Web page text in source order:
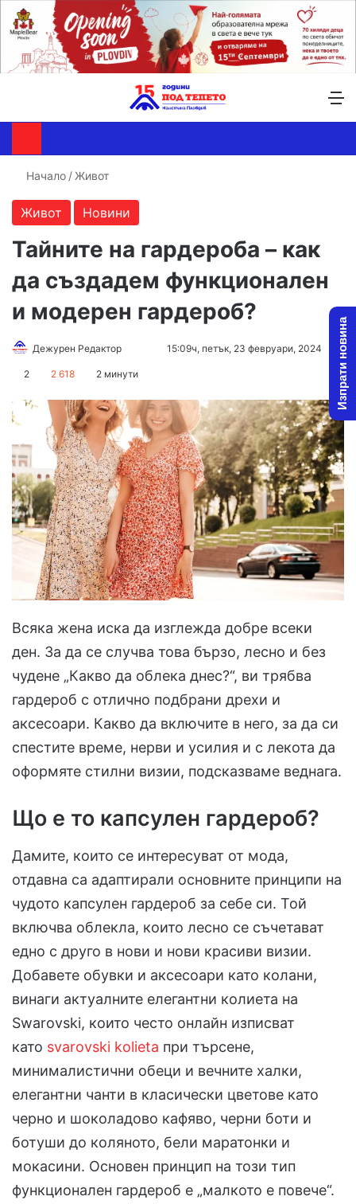
Начало / Живот
Живот Новини
Тайните на гардероба – как
да създадем функционален
и модерен гардероб?
Дежурен Редактор
Send15:09ч, петък, 23 февруари, 2024
2 2 618 2 минути
Всяка жена иска да изглежда добре всеки
ден. За да се случва това бързо, лесно и без
чудене „Какво да облека днес?“, ви трябва
гардероб с отлично подбрани дрехи и
аксесоари. Какво да включите в него, за да си
спестите време, нерви и усилия и с лекота да
оформяте стилни визии, подсказваме веднага.
Що е то капсулен гардероб?
Дамите, които се интересуват от мода,
отдавна са адаптирали основните принципи на
чудото капсулен гардероб за себе си. Той
включва облекла, които лесно се съчетават
едно с друго в нови и нови красиви визии.
Добавете обувки и аксесоари като колани,
винаги актуалните елегантни колиета на
Swarovski, които често онлайн изписват
като svarovski kolieta при търсене,
минималистични обеци и вечните халки,
елегантни чанти в класически цветове като
черно и шоколадово кафяво, черни боти и
ботуши до коляното, бели маратонки и
мокасини. Основен принцип на този тип
функционален гардероб е „малкото е повече“.
Изпрати новина